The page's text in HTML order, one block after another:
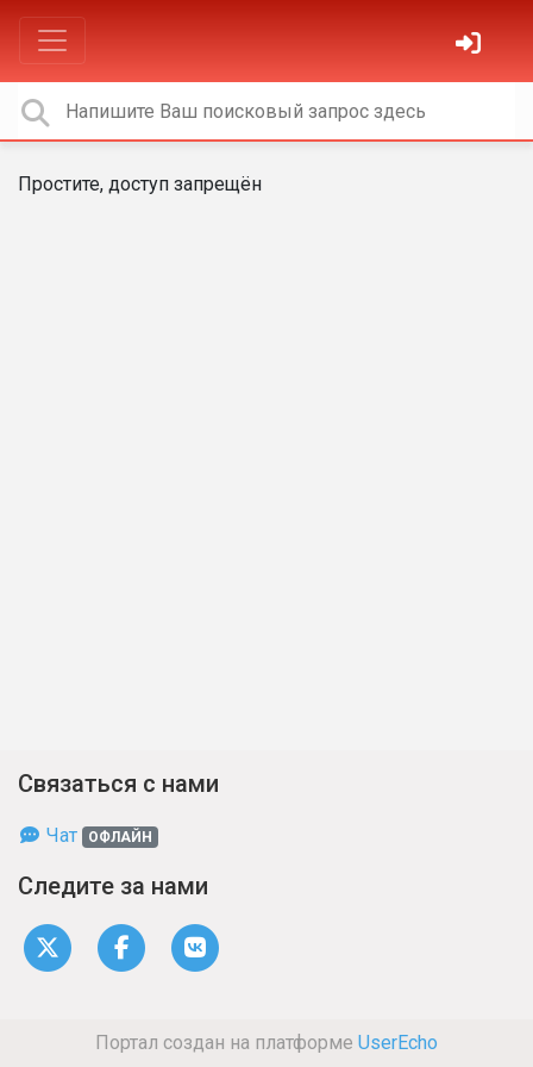
Простите, доступ запрещён
Связаться с нами
Чат ОФЛАЙН
Следите за нами
Портал создан на платформе UserEcho